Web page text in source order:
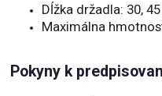
Dĺžka držadla: 30,
Maximálna
Pokyny k